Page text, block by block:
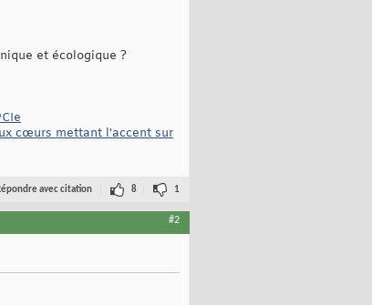
et écologique ?
cœurs mettant l'accent sur
avec citation 8 1
#2